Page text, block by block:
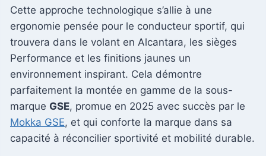
Cette approche technologique s’allie à une
ergonomie pensée pour le conducteur sportif, qui
trouvera dans le volant en Alcantara, les sièges
Performance et les finitions jaunes un
environnement inspirant. Cela démontre
parfaitement la montée en gamme de la sous-
marque GSE, promue en 2025 avec succès par le
Mokka GSE, et qui conforte la marque dans sa
capacité à réconcilier sportivité et mobilité durable.